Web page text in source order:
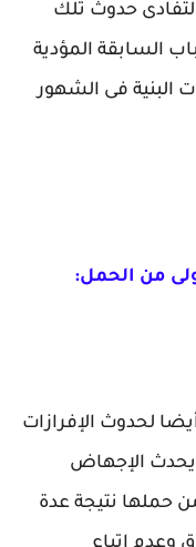
حدوث تلك
السابقة المؤدية
البنية فى الشهور
لحدوث الإفرازات
يحدث الإجهاض
حملها نتيجة عدة